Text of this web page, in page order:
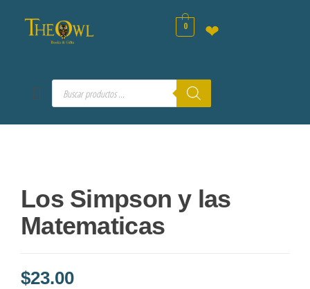
0 ❤
Los Simpson y las
Matematicas
$23.00